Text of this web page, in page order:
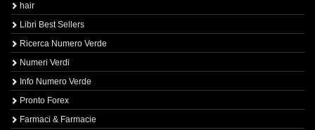
hair
Libri Best Sellers
Ricerca Numero Verde
Numeri Verdi
Info Numero Verde
Pronto Forex
Farmaci & Farmacie